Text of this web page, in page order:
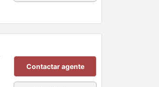
Contactar agente